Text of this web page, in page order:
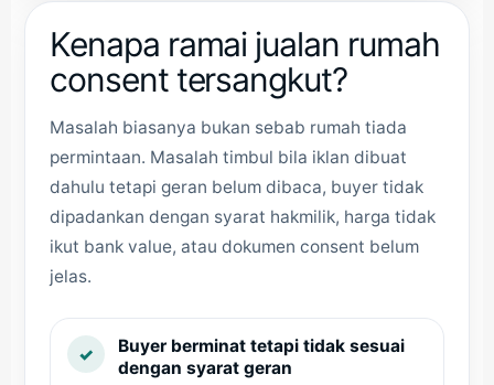
Kenapa ramai jualan rumah
consent tersangkut?
Masalah biasanya bukan sebab rumah tiada
permintaan. Masalah timbul bila iklan dibuat
dahulu tetapi geran belum dibaca, buyer tidak
dipadankan dengan syarat hakmilik, harga tidak
ikut bank value, atau dokumen consent belum
jelas.
✓
Buyer berminat tetapi tidak sesuai
dengan syarat geran